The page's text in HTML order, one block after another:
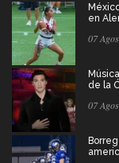
en
07
de la
07